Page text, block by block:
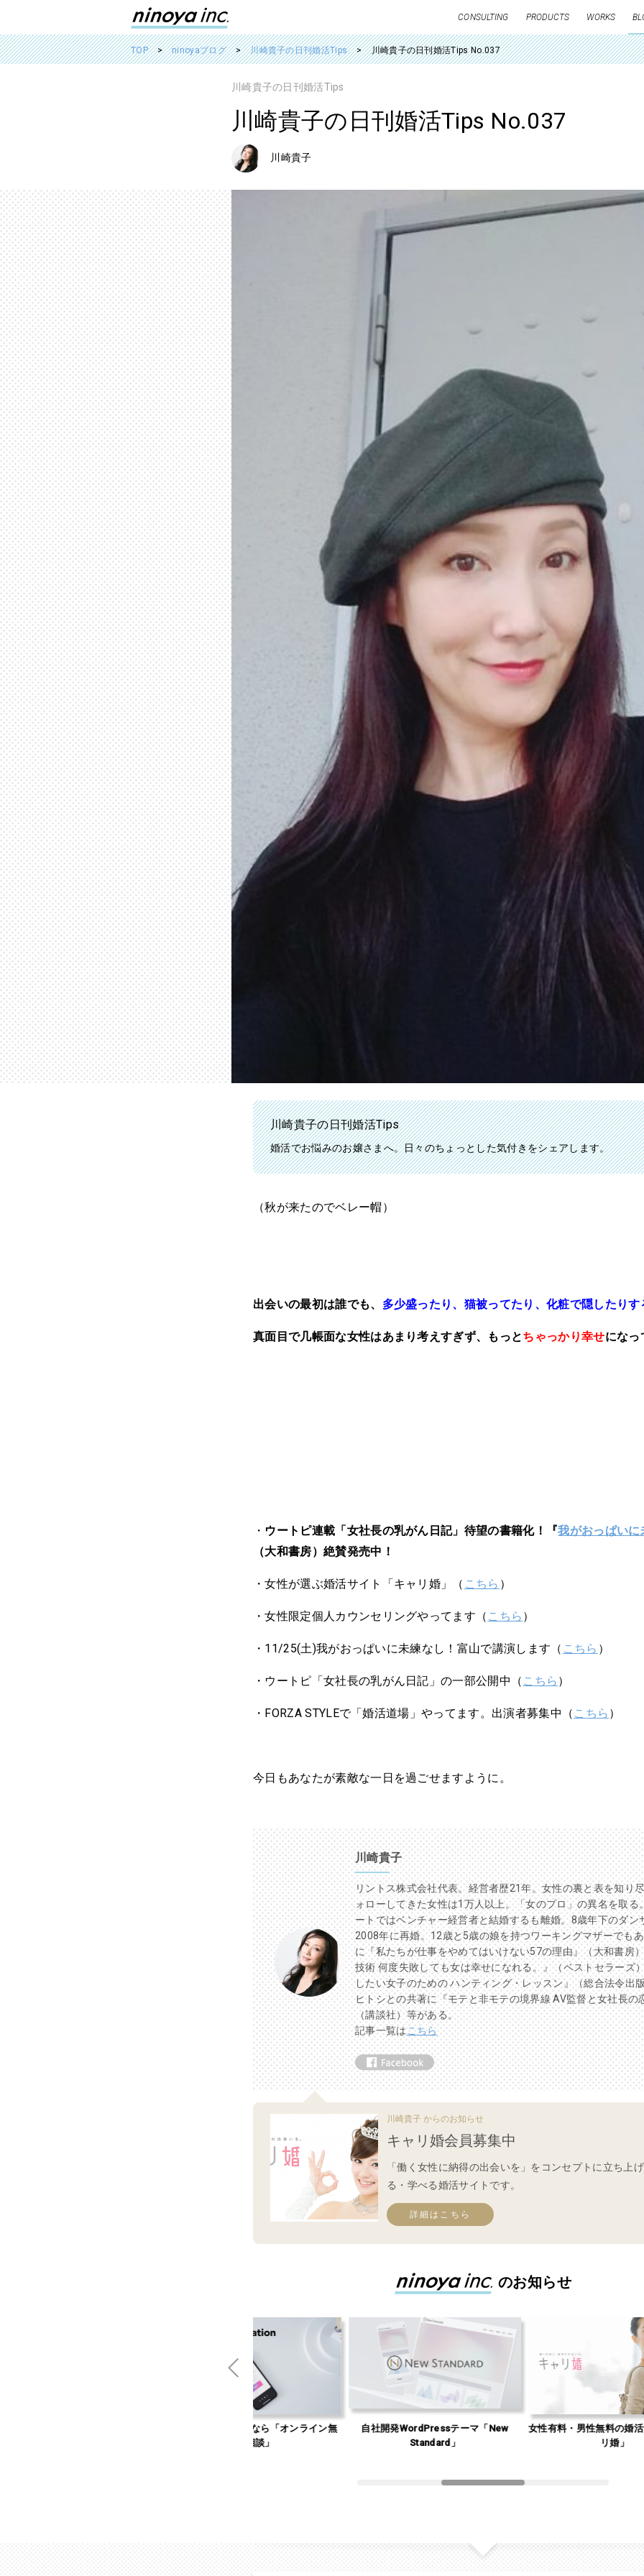
CONSULTING PRODUCTS WORKS
TOP ninoyaブログ 川崎貴子の日刊婚活Tips 川崎貴子の日刊婚活Tips No.037
川崎貴子の日刊婚活Tips
川崎貴子の日刊婚活Tips No.037
川崎貴子
川崎貴子の日刊婚活Tips
婚活でお悩みのお嬢さまへ。日々のちょっとした気付きをシェアします。
（秋が来たのでベレー帽）
出会いの最初は誰でも、 多少盛ったり、猫被ってたり、化粧で隠したりす
真面目で几帳面な女性はあまり考えすぎず、もっとちゃっかり幸せになっ
・ ウートピ連載「女社長の乳がん日記」待望の書籍化！『我がおっぱいに
（大和書房）絶賛発売中！
・女性が選ぶ婚活サイト「キャリ婚」（ こちら ）
・女性限定個人カウンセリングやってます（ こちら ）
・11/25(土)我がおっぱいに未練なし！富山で講演します（ こちら ）
・ウートピ「女社長の乳がん日記」の一部公開中（ こちら ）
・FORZA STYLEで「婚活道場」やってます。出演者募集中（ こちら ）
今日もあなたが素敵な一日を過ごせますように。
川崎貴子
リントス株式会社代表。経営者歴21年。女性の裏と表を知り
ォローしてきた女性は1万人以上。「女のプロ」の異名を取る
ートではベンチャー経営者と結婚するも離婚。8歳年下のダン
2008年に再婚。12歳と5歳の娘を持つワーキングマザーでも
に『私たちが仕事をやめてはいけない57の理由』（大和書房
技術 何度失敗しても女は幸せになれる。』（ベストセラーズ
したい女子のための ハンティング・レッスン』（総合法令出
ヒトシとの共著に『モテと非モテの境界線 AV監督と女社長の
（講談社）等がある。
記事一覧はこちら
川崎貴子 からのお知らせ
キャリ婚会員募集中
「働く女性に納得の出会いを」をコンセプトに立ち上
る・学べる婚活サイトです。
詳細はこちら
のお知らせ
Web集客のお悩みなら「オンライン無
自社開発WordPressテーマ「New
Standard」
女性有料・男性無料の婚活サイト「